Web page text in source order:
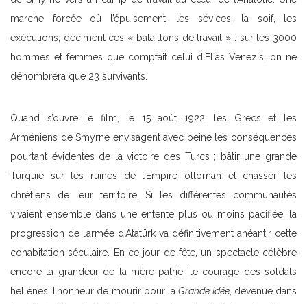
marche forcée où l’épuisement, les sévices, la soif, les
exécutions, déciment ces « bataillons de travail » : sur les 3000
hommes et femmes que comptait celui d’Elias Venezis, on ne
dénombrera que 23 survivants.
Quand s’ouvre le film, le 15 août 1922, les Grecs et les
Arméniens de Smyrne envisagent avec peine les conséquences
pourtant évidentes de la victoire des Turcs ; bâtir une grande
Turquie sur les ruines de l’Empire ottoman et chasser les
chrétiens de leur territoire. Si les différentes communautés
vivaient ensemble dans une entente plus ou moins pacifiée, la
progression de l’armée d’Atatürk va définitivement anéantir cette
cohabitation séculaire. En ce jour de fête, un spectacle célèbre
encore la grandeur de la mère patrie, le courage des soldats
hellènes, l’honneur de mourir pour laGrande Idée, devenue dans